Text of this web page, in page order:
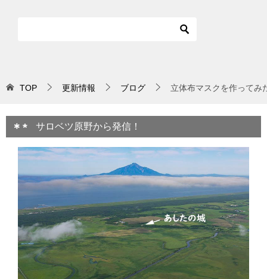
TOP 更新情報 ブログ 立体布マスクを作ってみ
サロベツ原野から発信！